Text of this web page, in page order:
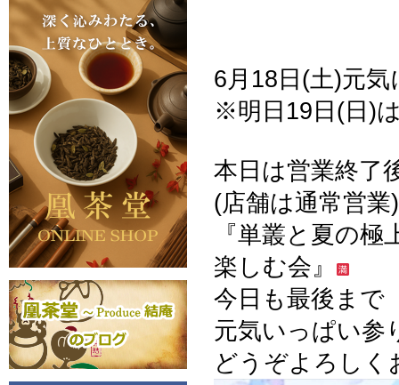
6月18日(土)元
※明日19日(日)
本日は営業終了
(店舗は通常営業)
『単叢と夏の
楽しむ会』
今日も最後まで
元気いっぱい参
どうぞよろしく